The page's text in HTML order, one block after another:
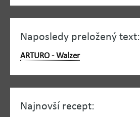
Naposledy preložený text:
ARTURO - Walzer
Najnovší recept: